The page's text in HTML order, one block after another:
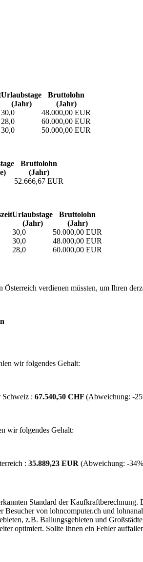
Urlaubs­tage
(Jahr)
Bruttolohn
(Jahr)
30,0
48.000,00 EUR
28,0
60.000,00 EUR
30,0
50.000,00 EUR
Bruttolohn
(Jahr)
52.666,67 EUR
Urlaubs­tage
(Jahr)
Bruttolohn
(Jahr)
30,0
50.000,00 EUR
30,0
48.000,00 EUR
28,0 60.000,00 EUR
verdienen müssten, um Ihren
wir folgendes Gehalt:
Schweiz : 67.540,50 CHF (Abweichung: -
wir folgendes Gehalt:
: 35.889,23 EUR (Abweichung: -34%
Standard der
von lohncomputer.ch und
z.B. Ballungsgebieten und
optimiert. Sollte Ihnen ein Fehler